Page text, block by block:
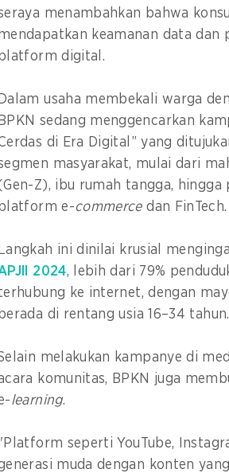
menambahkan bahwa
keamanan data dan
digital.
Dalam usaha membekali warga
BPKN sedang menggencarkan
di Era Digital” yang
masyarakat, mulai dari
Z), ibu rumah tangga, hingga
e-commercedan FinTech.
Langkah ini dinilai krusial
2024, lebih dari 79%
ke internet, dengan
berada di rentang usia 16–34 tahun.
melakukan kampanye di
komunitas, BPKN juga
learning.
seperti YouTube,
muda dengan konten